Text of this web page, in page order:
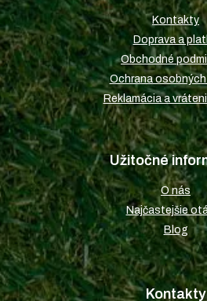
t
i
e
Kontakty
Doprava a
Obchodné
Ochrana
Reklamácia a
Užitočné
O nás
Najčastejšie
Blog
Kontakty